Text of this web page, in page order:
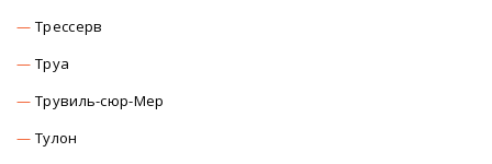
Трессерв
Труа
Трувиль-сюр-Мер
Тулон